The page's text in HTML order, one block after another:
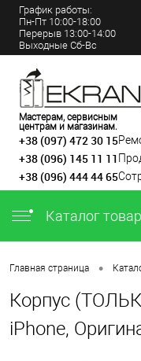
График работы:
Пн-Пт 10:00-18:00
Перерыв 13:00-14:00
Выходные Сб-Вс
Мастерам, сервисным
центрам и магазинам.
+38 (097) 472 30 15
+38 (096) 145 11 11
+38 (096) 444 44 65
Каталог
Главная страница •
Корпус
iPhone,